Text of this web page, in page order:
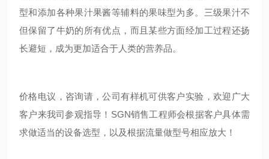
型和添加各种果汁果酱等辅料的果味型为多。 三级果汁不
但保留了牛奶的所有优点，而且某些方面经加工过程还扬
长避短，成为更加适合于人类的营养品。
价格电议，咨询请 ，公司有样机可供客户实验，欢迎广大
客户来我司参观指导！ SGN销售工程师会根据客户具体需
求做适当的设备选型，以及根据流量做型号相应放大！